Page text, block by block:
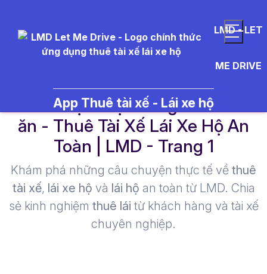
LMD - LET
ME DRIVE
App Thuê tài xế - Lái xe hộ
cách chọn rượu vang theo món
ăn - Thuê Tài Xế Lái Xe Hộ An
Toàn | LMD - Trang 1​
Khám phá những câu chuyện thực tế về thuê
tài xế, lái xe hộ và lái hộ an toàn từ LMD. Chia
sẻ kinh nghiệm thuê lái từ khách hàng và tài xế
chuyên nghiệp.